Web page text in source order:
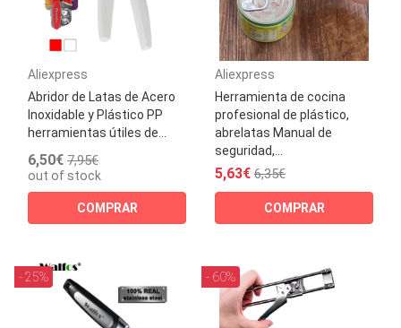
Aliexpress
Abridor de Latas de Acero
Inoxidable y Plástico PP
herramientas útiles de...
6,50€ 7,95€
out of stock
COMPRAR
Aliexpress
Herramienta de cocina
profesional de plástico,
abrelatas Manual de
seguridad,...
5,63€ 6,35€
COMPRAR
- 25% - 60%